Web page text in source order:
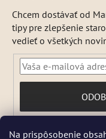
Na prispôsobenie
Chcem dostávať od
tipy pre zlepšenie
vedieť o všetkých
SA